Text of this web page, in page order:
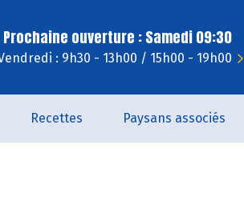
Prochaine ouverture : Samedi 09:30
: 9h30 - 13h00 / 15h00 - 19h00
Recettes Paysans associés